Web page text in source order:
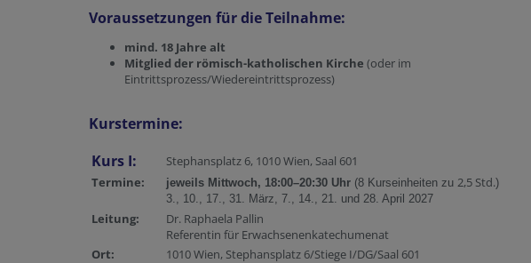
Voraussetzungen für die Teilnahme:
mind. 18 Jahre alt
Mitglied der römisch-katholischen Kirche (oder im
Eintrittsprozess/Wiedereintrittsprozess)
Kurstermine:
Kurs I:
Stephansplatz 6, 1010 Wien, Saal 601
Termine:
jeweils Mittwoch, 18:00–20:30 Uhr (8 Kurseinheiten zu 2,5 Std.)
3., 10., 17., 31. März, 7., 14., 21. und 28. April 2027
Leitung:
Dr. Raphaela Pallin
Referentin für Erwachsenenkatechumenat
Ort:
1010 Wien, Stephansplatz 6/Stiege I/DG/Saal 601